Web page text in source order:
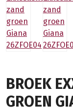
BROEK
GROEN